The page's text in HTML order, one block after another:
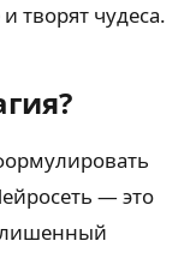
творят чудеса.
— это
лишенный